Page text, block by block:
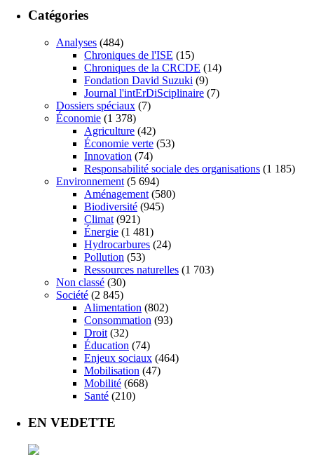
Catégories
Analyses (484)
Chroniques de l'ISE (15)
Chroniques de la CRCDE (14)
Fondation David Suzuki (9)
Journal l'intErDiSciplinaire (7)
Dossiers spéciaux (7)
Économie (1 378)
Agriculture (42)
Économie verte (53)
Innovation (74)
Responsabilité sociale des organisations (1 185)
Environnement (5 694)
Aménagement (580)
Biodiversité (945)
Climat (921)
Énergie (1 481)
Hydrocarbures (24)
Pollution (53)
Ressources naturelles (1 703)
Non classé (30)
Société (2 845)
Alimentation (802)
Consommation (93)
Droit (32)
Éducation (74)
Enjeux sociaux (464)
Mobilisation (47)
Mobilité (668)
Santé (210)
EN VEDETTE